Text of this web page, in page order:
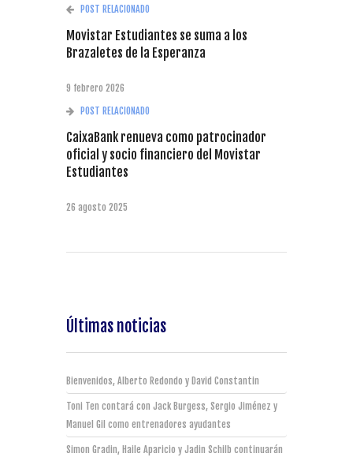
POST RELACIONADO
Movistar Estudiantes se suma a los
Brazaletes de la Esperanza
9 febrero 2026
POST RELACIONADO
CaixaBank renueva como patrocinador
oficial y socio financiero del Movistar
Estudiantes
26 agosto 2025
Últimas noticias
Bienvenidos, Alberto Redondo y David Constantin
Toni Ten contará con Jack Burgess, Sergio Jiménez y
Manuel Gil como entrenadores ayudantes
Simon Gradin, Haile Aparicio y Jadin Schilb continuarán